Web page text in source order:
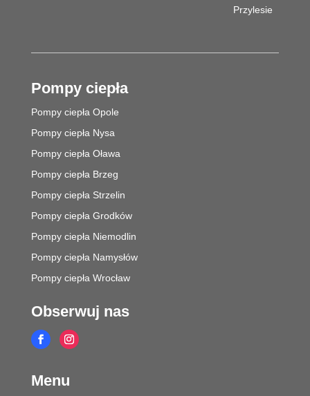
Przylesie
Pompy ciepła
Pompy ciepła Opole
Pompy ciepła Nysa
Pompy ciepła Oława
Pompy ciepła Brzeg
Pompy ciepła Strzelin
Pompy ciepła Grodków
Pompy ciepła Niemodlin
Pompy ciepła Namysłów
Pompy ciepła Wrocław
Obserwuj nas
Menu